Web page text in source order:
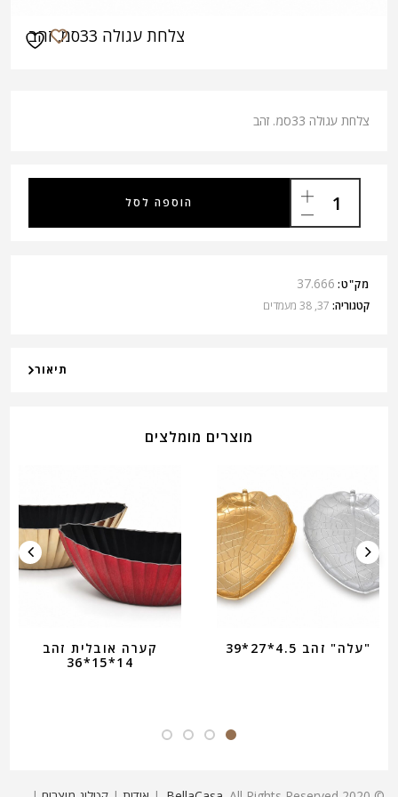
צלחת עגולה 33סמ. זהב
צלחת עגולה 33סמ. זהב
הוספה לסל
מק"ט: 37.666
קטגוריה: 37, 38 מעמדים
תיאור
מוצרים מומלצים
"עלה" זהב 4.5*27*39
קערה אובלית זהב
14*15*36